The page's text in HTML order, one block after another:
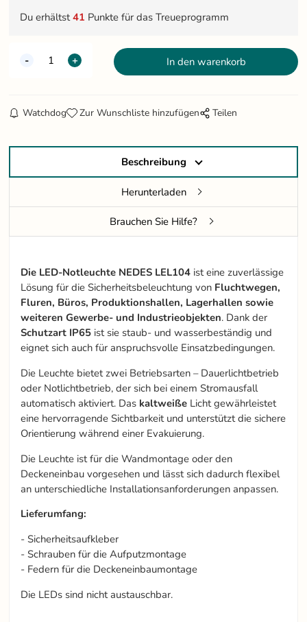
Du erhältst41 Punkte für das Treueprogramm
Watchdog Zur Wunschliste hinzufügen Teilen
Beschreibung
Herunterladen
Brauchen Sie Hilfe?
Die LED-Notleuchte NEDES LEL104 ist eine zuverlässige
Lösung für die Sicherheitsbeleuchtung von Fluchtwegen,
Fluren, Büros, Produktionshallen, Lagerhallen sowie
weiteren Gewerbe- und Industrieobjekten. Dank der
Schutzart IP65 ist sie staub- und wasserbeständig und
eignet sich auch für anspruchsvolle Einsatzbedingungen.
Die Leuchte bietet zwei Betriebsarten – Dauerlichtbetrieb
oder Notlichtbetrieb, der sich bei einem Stromausfall
automatisch aktiviert. Das kaltweiße Licht gewährleistet
eine hervorragende Sichtbarkeit und unterstützt die sichere
Orientierung während einer Evakuierung.
Die Leuchte ist für die Wandmontage oder den
Deckeneinbau vorgesehen und lässt sich dadurch flexibel
an unterschiedliche Installationsanforderungen anpassen.
Lieferumfang:
- Sicherheitsaufkleber
- Schrauben für die Aufputzmontage
- Federn für die Deckeneinbaumontage
Die LEDs sind nicht austauschbar.